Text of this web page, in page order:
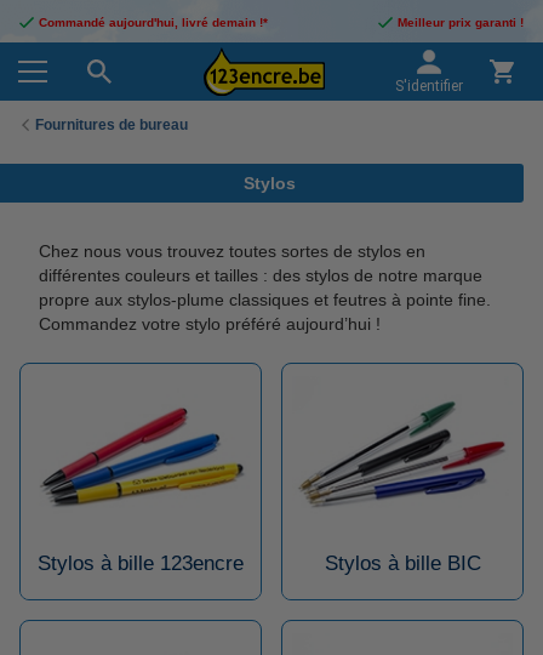
Commandé aujourd'hui, livré demain !* Meilleur prix garanti !
S'identifier
Fournitures de bureau
Stylos
Chez nous vous trouvez toutes sortes de stylos en
différentes couleurs et tailles : des stylos de notre marque
propre aux stylos-plume classiques et feutres à pointe fine.
Commandez votre stylo préféré aujourd’hui !
Stylos à bille 123encre Stylos à bille BIC